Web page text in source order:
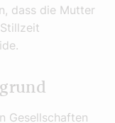
dass die Mutter
Gesellschaften